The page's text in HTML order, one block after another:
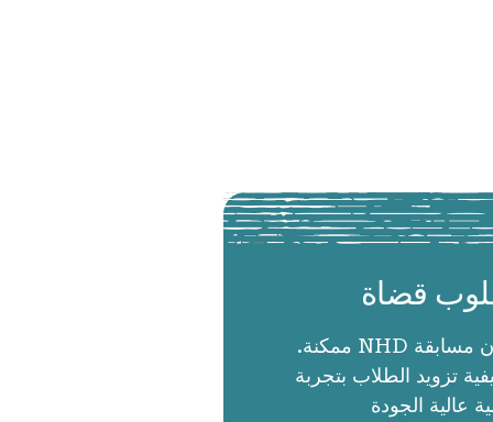
قضاة
الحكام يجعلون مسابقة NHD ممكنة.
تزويد الطلاب بتجربة
عالية الجودة